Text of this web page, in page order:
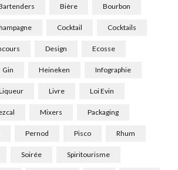
Bière Bourbon
Cocktail Cocktails
Design Ecosse
Gin Heineken Infographie
Livre Loi Evin
Mixers Packaging
Pernod Pisco Rhum
Soirée Spiritourisme